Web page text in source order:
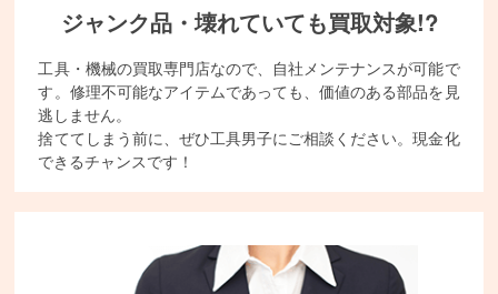
ジャンク品・壊れていても買取対象!?
工具・機械の買取専門店なので、自社メンテナンスが可能で
す。修理不可能なアイテムであっても、価値のある部品を見
逃しません。
捨ててしまう前に、ぜひ工具男子にご相談ください。現金化
できるチャンスです！